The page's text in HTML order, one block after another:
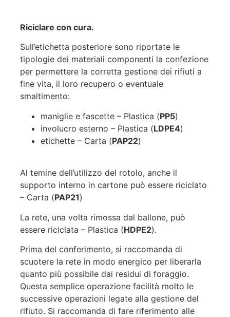
Riciclare con cura.
Sull’etichetta posteriore sono riportate le
tipologie dei materiali componenti la confezione
per permettere la corretta gestione dei rifiuti a
fine vita, il loro recupero o eventuale
smaltimento:
maniglie e fascette – Plastica (PP5)
involucro esterno – Plastica (LDPE4)
etichette – Carta (PAP22)
Al temine dell’utilizzo del rotolo, anche il
supporto interno in cartone può essere riciclato
– Carta (PAP21)
La rete, una volta rimossa dal ballone, può
essere riciclata – Plastica (HDPE2).
Prima del conferimento, si raccomanda di
scuotere la rete in modo energico per liberarla
quanto più possibile dai residui di foraggio.
Questa semplice operazione facilità molto le
successive operazioni legate alla gestione del
rifiuto. Si raccomanda di fare riferimento alle